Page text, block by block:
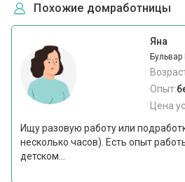
Похожие домработницы
Яна
Опыт:
Цена
Ищу разовую работу или
несколько часов). Есть опыт
детском...